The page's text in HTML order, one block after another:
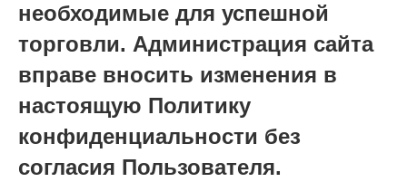
необходимые для успешной
торговли. Администрация сайта
вправе вносить изменения в
настоящую Политику
конфиденциальности без
согласия Пользователя.